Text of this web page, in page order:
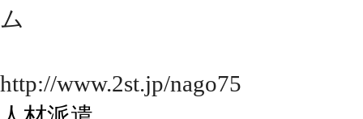
ム
http://www.2st.jp/nago75